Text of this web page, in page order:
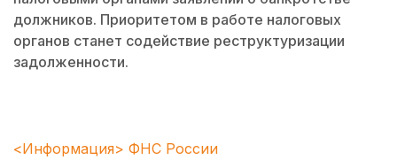
должников. Приоритетом в работе налоговых
органов станет содействие реструктуризации
задолженности.
<Информация> ФНС России